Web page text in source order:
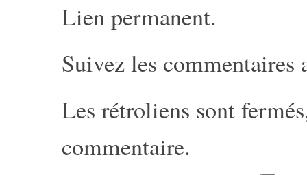
Lien permanent.
Suivez les commentaires
Les rétroliens sont
commentaire.